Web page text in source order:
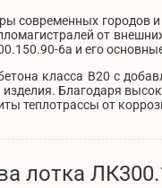
современных городов
от
6а и его
класса В20 с
Благодаря
теплотрассы от
лотка